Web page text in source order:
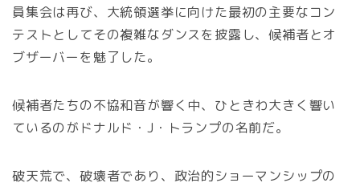
員集会は再び、大統領選挙に向けた最初の主要なコン
テストとしてその複雑なダンスを披露し、候補者とオ
ブザーバーを魅了した。
候補者たちの不協和音が響く中、ひときわ大きく響い
ているのがドナルド・J・トランプの名前だ。
破天荒で、破壊者であり、政治的ショーマンシップの